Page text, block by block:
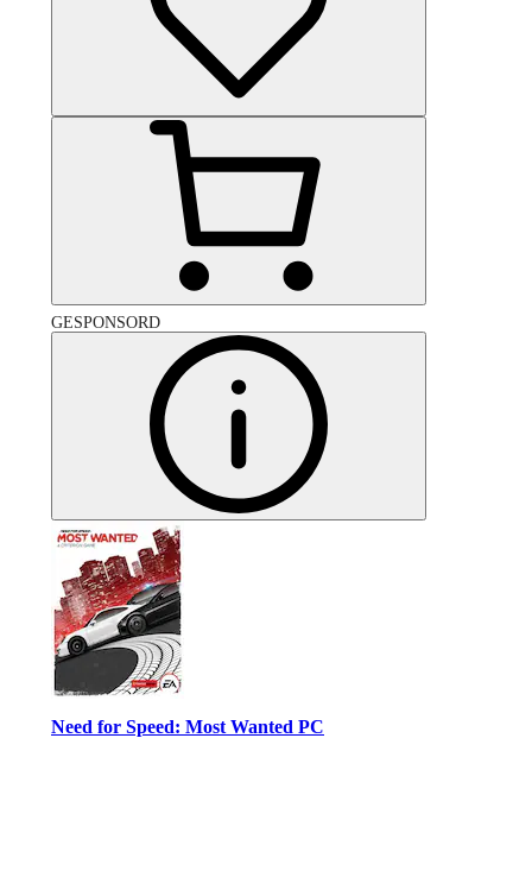
GESPONSORD
Need for Speed: Most Wanted PC